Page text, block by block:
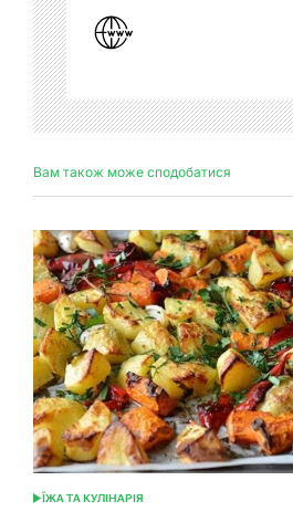
Вам також може сподобатися
ОПУБЛІКУВАТИ
ЇЖА ТА КУЛІНАРІЯ